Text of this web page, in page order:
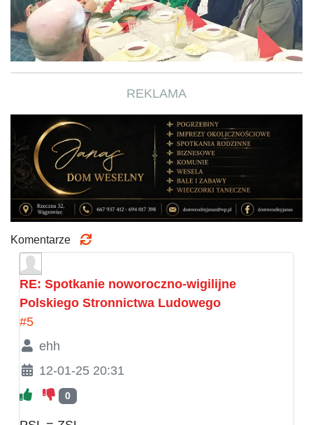
REKLAMA
Komentarze
RE: Spotkanie noworoczno-wigilijne
Polskiego Stronnictwa Ludowego
#5
ehh
12-01-25 20:31
0